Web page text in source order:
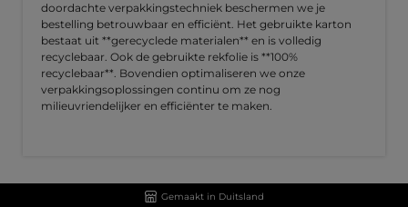
doordachte verpakkingstechniek beschermen we je
bestelling betrouwbaar en efficiënt. Het gebruikte karton
bestaat uit **gerecyclede materialen** en is volledig
recyclebaar. Ook de gebruikte rekfolie is **100%
recyclebaar**. Bovendien optimaliseren we onze
verpakkingsoplossingen continu om ze nog
milieuvriendelijker en efficiënter te maken.
Gemaakt in Duitsland